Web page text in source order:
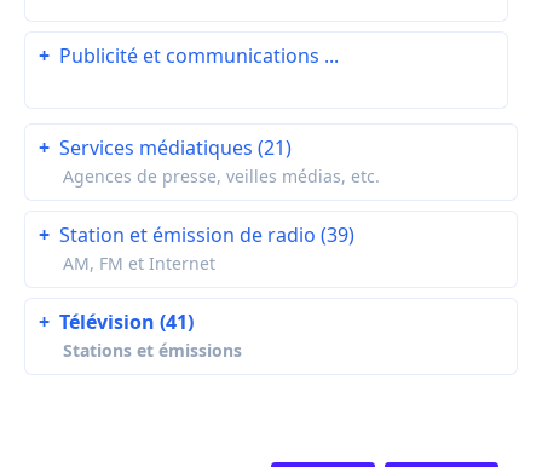
+ Publicité et communications ...
+ Services médiatiques (21)
Agences de presse, veilles médias, etc.
+ Station et émission de radio (39)
AM, FM et Internet
+ Télévision (41)
Stations et émissions